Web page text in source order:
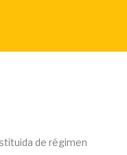
de régimen